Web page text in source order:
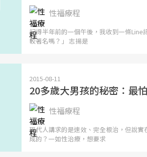
性福療程
記得半年前的一個午後，我收到一條
較著名嗎？」 志揚是
2015-08-11
20多歲大男孩的秘密：最
性福療程
現代人講求的是速效、完全根治，但說
成的？一如性治療，想要求